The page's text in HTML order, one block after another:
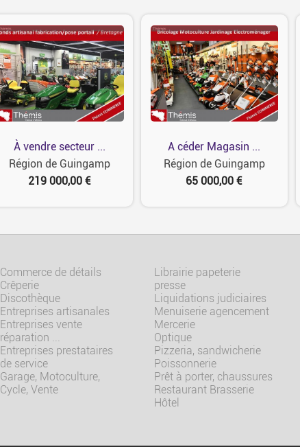
À vendre secteur ...
Région de Guingamp
219 000,00 €
A céder Magasin ...
Région de Guingamp
65 000,00 €
Commerce de détails
Crêperie
Discothèque
Entreprises artisanales
Entreprises vente
réparation ...
Entreprises prestataires
de service
Garage, Motoculture,
Cycle, Vente
Librairie papeterie
presse
Liquidations judiciaires
Menuiserie agencement
Mercerie
Optique
Pizzeria, sandwicherie
Poissonnerie
Prêt à porter, chaussures
Restaurant Brasserie
Hôtel